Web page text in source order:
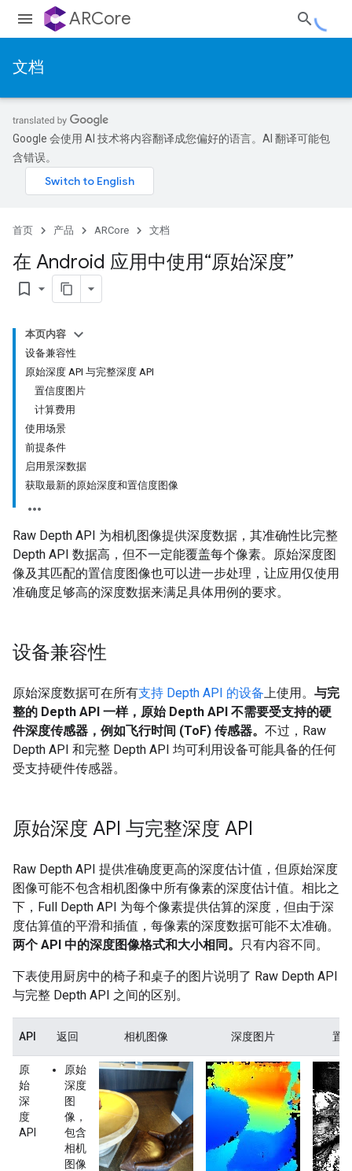
ARCore
文档
Google 会使用 AI 技术将内容翻译成您偏好的语言。AI 翻译可能包
含错误。
首页 产品 ARCore 文档
在 Android 应用中使用“原始深度”
bookmark_border
本页内容
设备兼容性
原始深度 API 与完整深度 API
置信度图片
计算费用
使用场景
前提条件
启用景深数据
获取最新的原始深度和置信度图像
Raw Depth API 为相机图像提供深度数据，其准确性比完整
Depth API 数据高，但不一定能覆盖每个像素。原始深度图
像及其匹配的置信度图像也可以进一步处理，让应用仅使用
准确度足够高的深度数据来满足具体用例的要求。
设备兼容性
原始深度数据可在所有支持 Depth API 的设备上使用。 与完
整的 Depth API 一样，原始 Depth API 不需要受支持的硬
件深度传感器，例如飞行时间 (ToF) 传感器。 不过，Raw
Depth API 和完整 Depth API 均可利用设备可能具备的任何
受支持硬件传感器。
原始深度 API 与完整深度 API
Raw Depth API 提供准确度更高的深度估计值，但原始深度
图像可能不包含相机图像中所有像素的深度估计值。相比之
下，Full Depth API 为每个像素提供估算的深度，但由于深
度估算值的平滑和插值，每像素的深度数据可能不太准确。
两个 API 中的深度图像格式和大小相同。
只有内容不同。
下表使用厨房中的椅子和桌子的图片说明了 Raw Depth API
与完整 Depth API 之间的区别。
API 返回 相机图像 深度图片 置
原
始
深
度
API
原始
深度
图
像，
包含
相机
图像